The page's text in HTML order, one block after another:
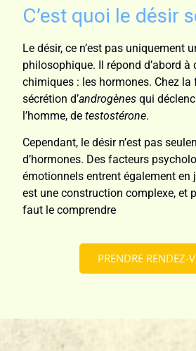
C’est quoi le désir
Le désir, ce n’est pas uniquement
philosophique. Il répond d’abord à
chimiques : les hormones. Chez la
sécrétion d’androgènes qui
l’homme, de testostérone.
Cependant, le désir n’est pas
d’hormones. Des facteurs
émotionnels entrent également en
est une construction complexe, et
faut le comprendre
PRENDRE RENDEZ-